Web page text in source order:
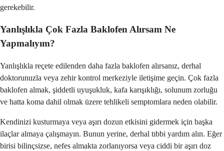
gerekebilir.
Yanlışlıkla Çok Fazla Baklofen Alırsam Ne
Yapmalıyım?
Yanlışlıkla reçete edilenden daha fazla baklofen alırsanız, derhal
doktorunuzla veya zehir kontrol merkeziyle iletişime geçin. Çok fazla
baklofen almak, şiddetli uyuşukluk, kafa karışıklığı, solunum zorluğu
ve hatta koma dahil olmak üzere tehlikeli semptomlara neden olabilir.
Kendinizi kusturmaya veya aşırı dozun etkisini gidermek için başka
ilaçlar almaya çalışmayın. Bunun yerine, derhal tıbbi yardım alın. Eğer
birisi bilinçsizse, nefes almakta zorlanıyorsa veya ciddi bir aşırı doz